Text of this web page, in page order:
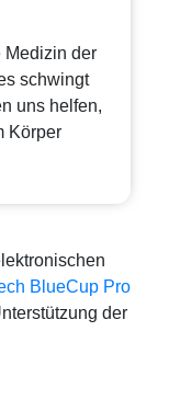
Medizin der
schwingt
uns helfen,
Körper
BlueCup Pro
der